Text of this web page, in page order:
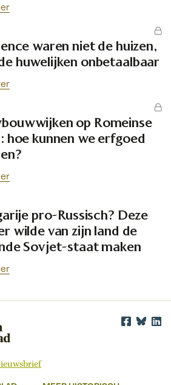
waren niet de huizen,
huwelijken onbetaalbaar
op Romeinse
hoe kunnen we erfgoed
pro-Russisch? Deze
wilde van zijn land de
Sovjet-staat maken